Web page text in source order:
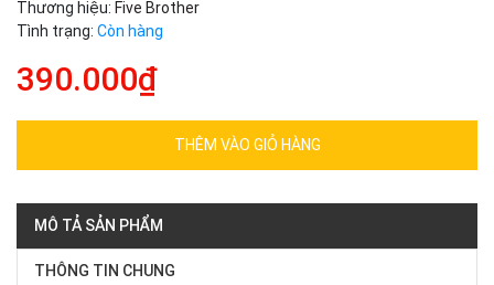
Thương hiệu: Five Brother
Tình trạng: Còn hàng
390.000₫
THÊM VÀO GIỎ HÀNG
MÔ TẢ SẢN PHẨM
THÔNG TIN CHUNG